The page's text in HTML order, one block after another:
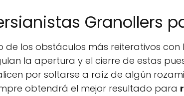
Granollers
de los obstáculos más reiterativos
la apertura y el cierre de estas
por soltarse a raíz de algún
obtendrá el mejor resultado para